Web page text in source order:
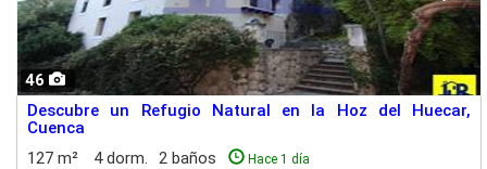
46
Descubre un Refugio Natural en la Hoz del Huecar,
Cuenca
127 m²
4 dorm. 2 baños Hace 1 día